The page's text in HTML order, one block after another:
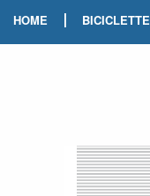
HOME | BICICLETTE